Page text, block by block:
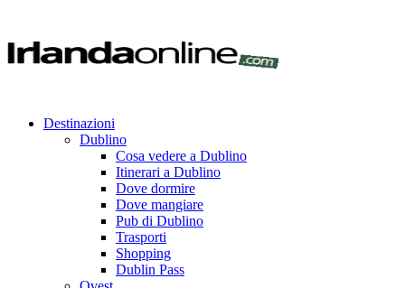
Destinazioni
Dublino
Cosa vedere a Dublino
Itinerari a Dublino
Dove dormire
Dove mangiare
Pub di Dublino
Trasporti
Shopping
Dublin Pass